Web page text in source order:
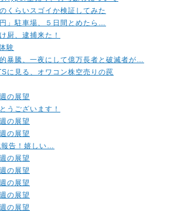
くらいスゴイか検証してみた
円」駐車場、５日間とめたら…
厨、逮捕来た！
験
暴騰、一夜にして億万長者と破滅者が…
に見る、オワコン株空売りの罠
の展望
うございます！
の展望
の展望
告！嬉しい…
の展望
の展望
の展望
の展望
の展望